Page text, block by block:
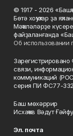
© 1917 - 2026
Бөтә хоҡуҡтар ҙа
Мәҡәләләрҙе
файҙаланғанда
Об использовании
связи,
коммуникаций
серия ПИ ФС77-
Баш мөхәррир
Исхаҡов Вәдүт
Эл. почта